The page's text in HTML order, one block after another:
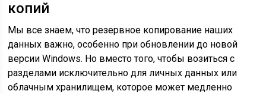
копий
Мы все знаем, что резервное копирование наших
данных важно, особенно при обновлении до новой
версии Windows. Но вместо того, чтобы возиться с
разделами исключительно для личных данных или
облачным хранилищем, которое может медленно